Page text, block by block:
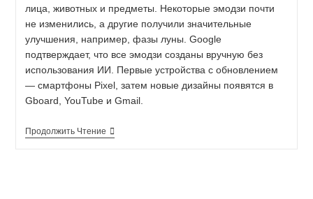
лица, животных и предметы. Некоторые эмодзи почти
не изменились, а другие получили значительные
улучшения, например, фазы луны. Google
подтверждает, что все эмодзи созданы вручную без
использования ИИ. Первые устройства с обновлением
— смартфоны Pixel, затем новые дизайны появятся в
Gboard, YouTube и Gmail.
Продолжить Чтение